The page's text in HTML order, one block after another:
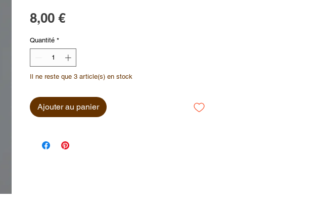
8,00 €Prix
Quantité *
Il ne reste que 3 article(s) en stock
Ajouter au panier